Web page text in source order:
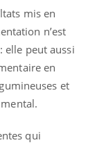
mis en
n’est
elle peut aussi
en
et
qui